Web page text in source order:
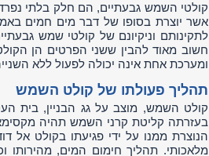
קולטי השמש גבעתיים, הם חלק בלתי
אשר יוצרת בסופו של דבר מים חמים
לתקינותם וניקיונם של קולטי שמש
חשוב מאוד להבין ששני הפרטים הן
ומערכת אחת אינה יכולה לפעול ללא
תהליך פעולתו של קולט השמש
קולט השמש, מוצב על גג הבניין, בית
בעזרתה קליטת קרני השמש תהיה
הנוצרת ממנו על ידי פגיעתו בקולט
מלאכותי. תהליך חימום המים,